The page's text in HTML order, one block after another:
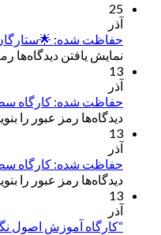
25
آذر
حفاظت شده: 🌟ستارگان
نمایش یافتن دیدگاه‌ها
13
آذر
حفاظت شده: کارگاه
دیدگاه‌ها رمز عبور را
13
آذر
حفاظت شده: کارگاه
دیدگاه‌ها رمز عبور را
13
آذر
“کارگاه آموزش اصول